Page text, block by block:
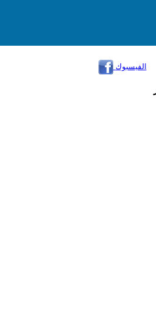
الفيسبوك